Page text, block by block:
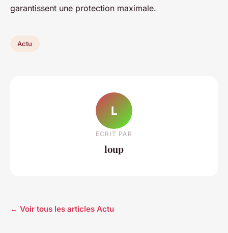
garantissent une protection maximale.
Actu
L
ECRIT PAR
loup
← Voir tous les articles Actu